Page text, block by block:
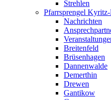
Strehlen
Pfarrsprengel
Nachrichten
Breitenfeld
Brüsenhagen
Dannenwalde
Demerthin
Drewen
Gantikow